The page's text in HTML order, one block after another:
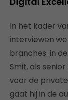
In het kader
interviewen
branches: in
Smit, als
voor de private
gaat hij in de